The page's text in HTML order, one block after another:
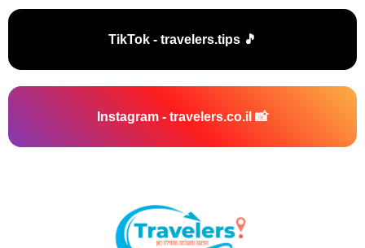
🎵 TikTok - travelers.tips
📸 Instagram - travelers.co.il